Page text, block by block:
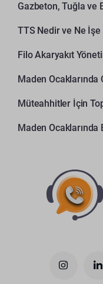
TTS Nedir ve Ne İşe
Filo Akaryakıt